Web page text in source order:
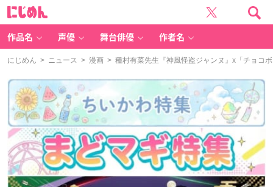
作品名 声優 舞台俳優 作者名
にじめん > ニュース > 漫画 > 種村有菜先生『神風怪盗ジャンヌ』x「チョコ